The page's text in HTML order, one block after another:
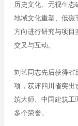
历史文化、无视生
地域文化重塑、低碳
方向进行研究与项目
交叉与互动。
刘艺同志先后获得省
项，获评四川省突出
筑大师、中国建筑工
多个荣誉。